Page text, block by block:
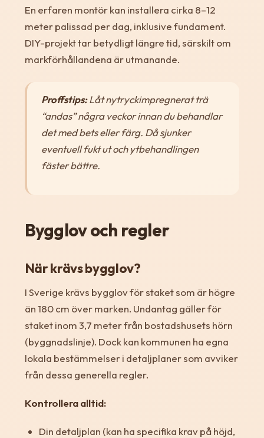
En erfaren montör kan installera cirka 8–12
meter palissad per dag, inklusive fundament.
DIY-projekt tar betydligt längre tid, särskilt om
markförhållandena är utmanande.
Proffstips:Låt nytryckimpregnerat trä
“andas” några veckor innan du behandlar
det med bets eller färg. Då sjunker
eventuell fukt ut och ytbehandlingen
fäster bättre.
Bygglov och regler
När krävs bygglov?
I Sverige krävs bygglov för staket som är högre
än 180 cm över marken. Undantag gäller för
staket inom 3,7 meter från bostadshusets hörn
(byggnadslinje). Dock kan kommunen ha egna
lokala bestämmelser i detaljplaner som avviker
från dessa generella regler.
Kontrollera alltid:
Din detaljplan (kan ha specifika krav på höjd,